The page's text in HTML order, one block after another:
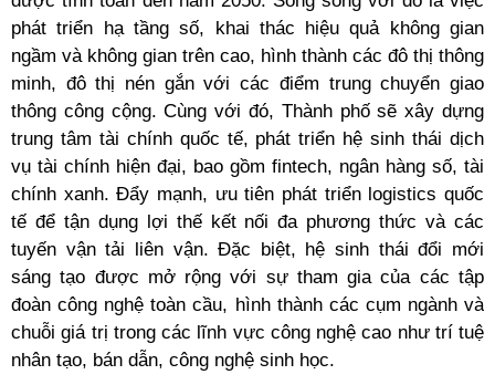
phát triển hạ tầng số, khai thác hiệu quả không gian
ngầm và không gian trên cao, hình thành các đô thị thông
minh, đô thị nén gắn với các điểm trung chuyển giao
thông công cộng. Cùng với đó, Thành phố sẽ xây dựng
trung tâm tài chính quốc tế, phát triển hệ sinh thái dịch
vụ tài chính hiện đại, bao gồm fintech, ngân hàng số, tài
chính xanh. Đẩy mạnh, ưu tiên phát triển logistics quốc
tế để tận dụng lợi thế kết nối đa phương thức và các
tuyến vận tải liên vận. Đặc biệt, hệ sinh thái đổi mới
sáng tạo được mở rộng với sự tham gia của các tập
đoàn công nghệ toàn cầu, hình thành các cụm ngành và
chuỗi giá trị trong các lĩnh vực công nghệ cao như trí tuệ
nhân tạo, bán dẫn, công nghệ sinh học.